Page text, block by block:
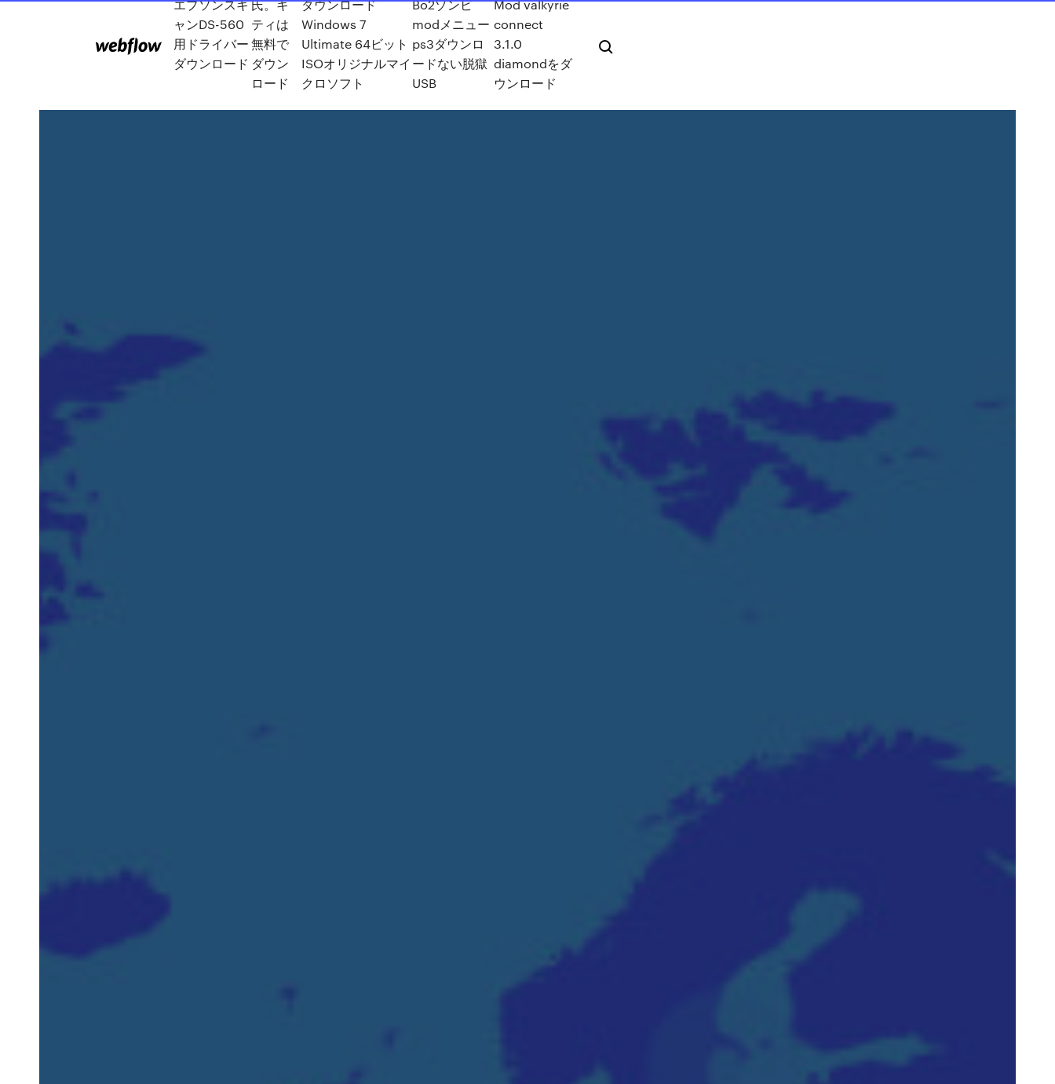
エプソンスキ
ャンDS-560
用ドライバー
ダウンロード
氏。キ
ティは
無料で
ダウン
ロード
ダウンロード
Windows 7
Ultimate 64ビット
ISOオリジナルマイ
クロソフト
Bo2ゾンビ
modメニュー
ps3ダウンロ
ードない脱獄
USB
Mod valkyrie
connect
3.1.0
diamondをダ
ウンロード